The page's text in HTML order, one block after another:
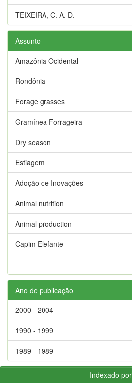
TEIXEIRA, C. A. D.
Assunto
Amazônia Ocidental
Rondônia
Forage grasses
Gramínea Forrageira
Dry season
Estiagem
Adoção de Inovações
Animal nutrition
Animal production
Capim Elefante
Ano de publicação
2000 - 2004
1990 - 1999
1989 - 1989
Indexado por